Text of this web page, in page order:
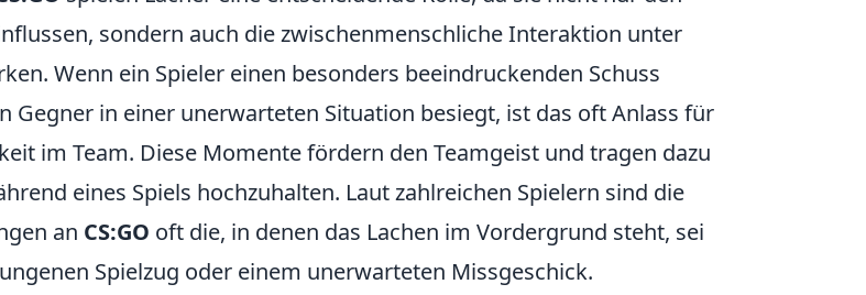
sondern auch die zwischenmenschliche Interaktion unter
Wenn ein Spieler einen besonders beeindruckenden Schuss
Gegner in einer unerwarteten Situation besiegt, ist das oft Anlass für
im Team. Diese Momente fördern den Teamgeist und tragen dazu
eines Spiels hochzuhalten. Laut zahlreichen Spielern sind die
an CS:GO oft die, in denen das Lachen im Vordergrund steht, sei
Spielzug oder einem unerwarteten Missgeschick.